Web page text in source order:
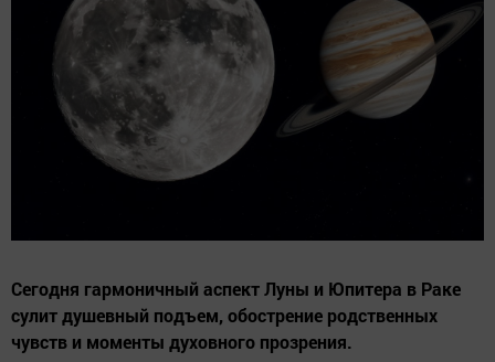
Сегодня гармоничный аспект Луны и Юпитера в Раке
сулит душевный подъем, обострение родственных
чувств и моменты духовного прозрения.